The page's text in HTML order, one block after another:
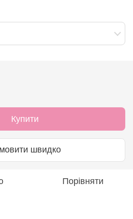
Купити
швидко
Порівняти